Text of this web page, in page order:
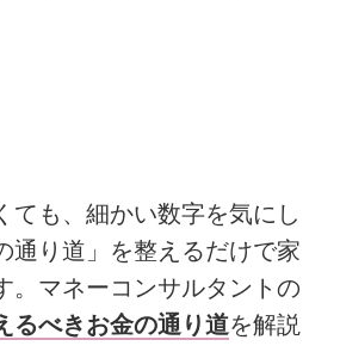
ても、細かい数字を気にし
通り道」を整えるだけで家
。マネーコンサルタントの
るべきお金の通り道を解説